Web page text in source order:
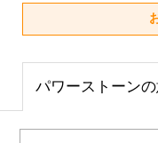
パワーストーン